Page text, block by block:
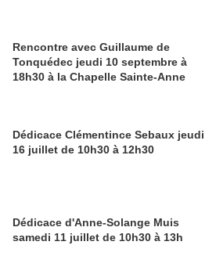
Rencontre avec Guillaume de
Tonquédec jeudi 10 septembre à
18h30 à la Chapelle Sainte-Anne
Dédicace Clémentince Sebaux jeudi
16 juillet de 10h30 à 12h30
Dédicace d'Anne-Solange Muis
samedi 11 juillet de 10h30 à 13h